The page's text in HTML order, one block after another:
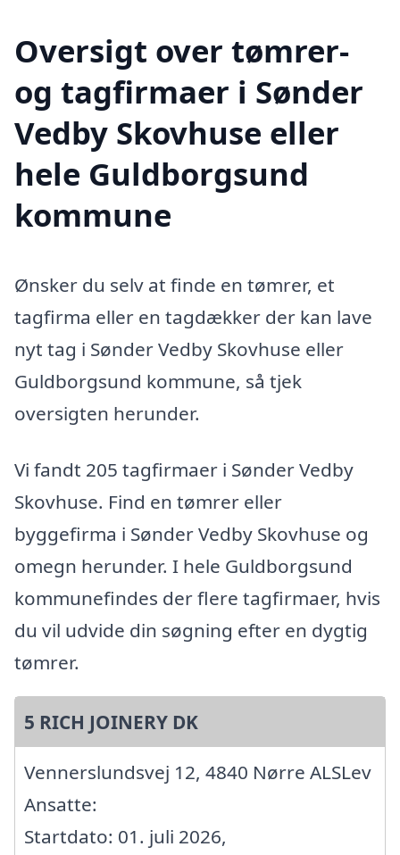
Oversigt over tømrer-
og tagfirmaer i Sønder
Vedby Skovhuse eller
hele Guldborgsund
kommune
Ønsker du selv at finde en tømrer, et
tagfirma eller en tagdækker der kan lave
nyt tag i Sønder Vedby Skovhuse eller
Guldborgsund kommune, så tjek
oversigten herunder.
Vi fandt 205 tagfirmaer i Sønder Vedby
Skovhuse. Find en tømrer eller
byggefirma i Sønder Vedby Skovhuse og
omegn herunder. I hele Guldborgsund
kommunefindes der flere tagfirmaer, hvis
du vil udvide din søgning efter en dygtig
tømrer.
5 RICH JOINERY DK
Vennerslundsvej 12, 4840 Nørre ALSLev
Ansatte:
Startdato: 01. juli 2026,